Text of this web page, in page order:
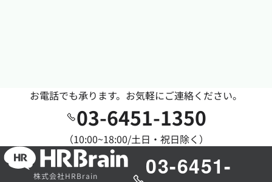
お電話でも承ります。お気軽にご連絡ください。
03-6451-1350
（10:00~18:00/土日・祝日除く）
株式会社HRBrain
03-6451-